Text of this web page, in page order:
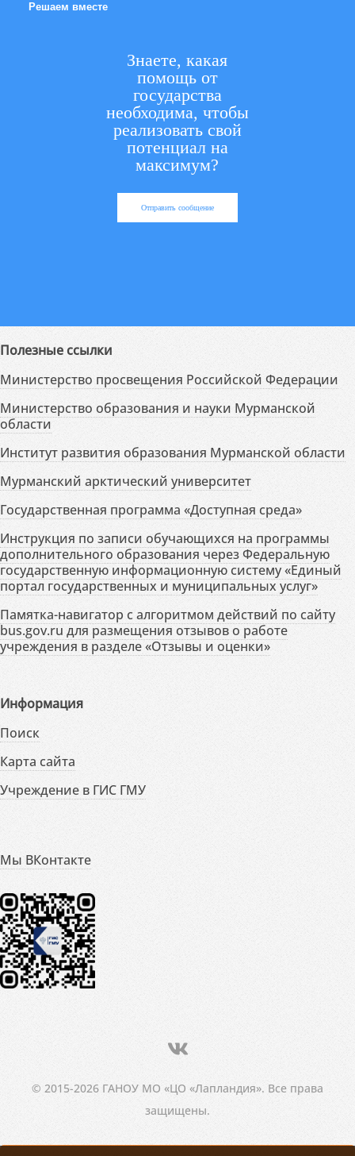
Решаем вместе
Знаете, какая
помощь от
государства
необходима, чтобы
реализовать свой
потенциал на
максимум?
Отправить сообщение
Полезные ссылки
Министерство просвещения Российской Федерации
Министерство образования и науки Мурманской
области
Институт развития образования Мурманской области
Мурманский арктический университет
Государственная программа «Доступная среда»
Инструкция по записи обучающихся на программы
дополнительного образования через Федеральную
государственную информационную систему «Единый
портал государственных и муниципальных услуг»
Памятка-навигатор с алгоритмом действий по сайту
bus.gov.ru для размещения отзывов о работе
учреждения в разделе «Отзывы и оценки»
Информация
Поиск
Карта сайта
Учреждение в ГИС ГМУ
Мы ВКонтакте
© 2015-2026 ГАНОУ МО «ЦО «Лапландия». Все права
защищены.